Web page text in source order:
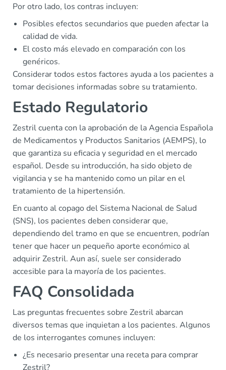
Por otro lado, los contras incluyen:
Posibles efectos secundarios que pueden afectar la
calidad de vida.
El costo más elevado en comparación con los
genéricos.
Considerar todos estos factores ayuda a los pacientes a
tomar decisiones informadas sobre su tratamiento.
Estado Regulatorio
Zestril cuenta con la aprobación de la Agencia Española
de Medicamentos y Productos Sanitarios (AEMPS), lo
que garantiza su eficacia y seguridad en el mercado
español. Desde su introducción, ha sido objeto de
vigilancia y se ha mantenido como un pilar en el
tratamiento de la hipertensión.
En cuanto al copago del Sistema Nacional de Salud
(SNS), los pacientes deben considerar que,
dependiendo del tramo en que se encuentren, podrían
tener que hacer un pequeño aporte económico al
adquirir Zestril. Aun así, suele ser considerado
accesible para la mayoría de los pacientes.
FAQ Consolidada
Las preguntas frecuentes sobre Zestril abarcan
diversos temas que inquietan a los pacientes. Algunos
de los interrogantes comunes incluyen:
¿Es necesario presentar una receta para comprar
Zestril?